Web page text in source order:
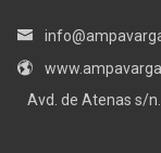
Avd. de Atenas s/